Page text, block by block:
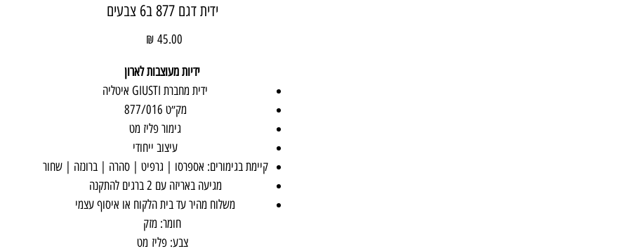
ידית דגם 877 ב6 צבעים
ידיות מעוצבות לארון
ידית מחברת GIUSTI איטליה
מק״ט 877/016
גימור פליז מט
עיצוב ייחודי
קיימת בגימורים: אספרסו | גרפיט | סהרה | ברונזה | שחור
מגיעה באריזה עם 2 ברגים להתקנה
משלוח מהיר עד בית הלקוח או איסוף עצמי
חומר: מזק
צבע: פליז מט